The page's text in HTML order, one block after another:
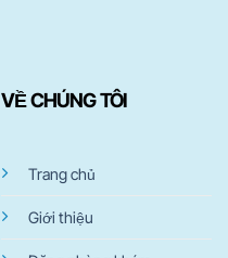
VỀ CHÚNG TÔI
Trang chủ
Giới thiệu